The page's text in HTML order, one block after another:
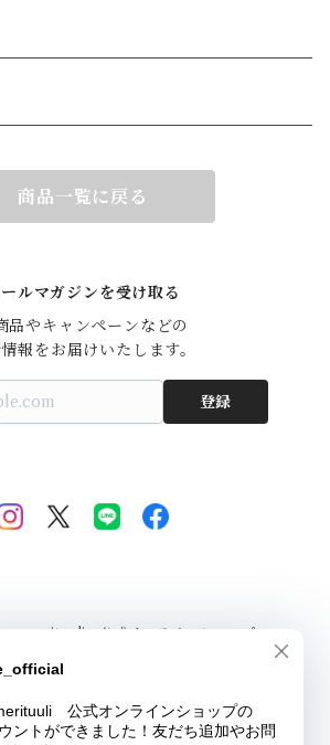
商品一覧に戻る
ルマガジンを受け取る
品やキャンペーンなどの
報をお届けいたします。
登録
merituuli 公式オンラインショップ
Powered by